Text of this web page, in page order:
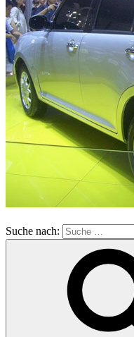
Suche nach: